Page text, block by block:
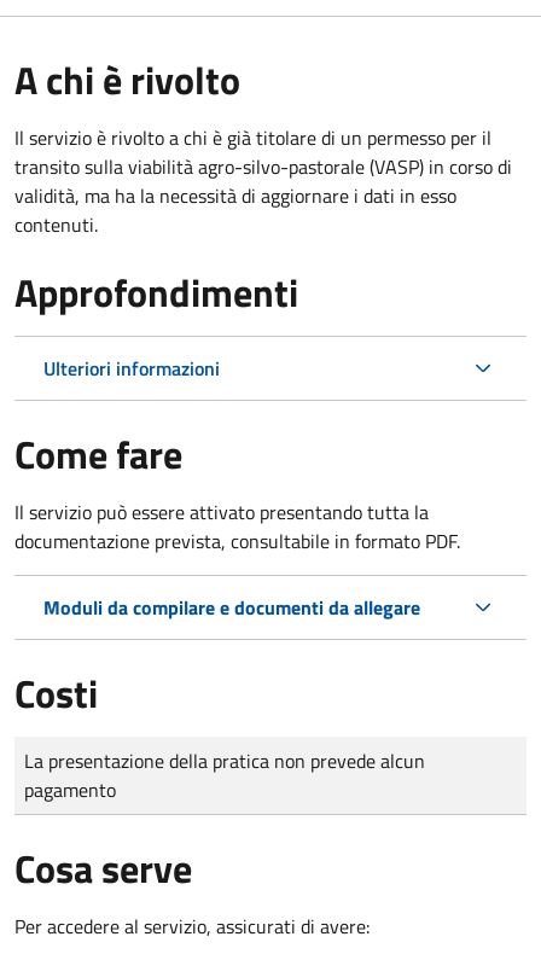
A chi è rivolto
Il servizio è rivolto a chi è già titolare di un permesso per il
transito sulla viabilità agro-silvo-pastorale (VASP) in corso di
validità, ma ha la necessità di aggiornare i dati in esso
contenuti.
Approfondimenti
Ulteriori informazioni
Come fare
Il servizio può essere attivato presentando tutta la
documentazione prevista, consultabile in formato PDF.
Moduli da compilare e documenti da allegare
Costi
Tipo di pagamento
Importo
La presentazione della pratica non prevede alcun
pagamento
Cosa serve
Per accedere al servizio, assicurati di avere: